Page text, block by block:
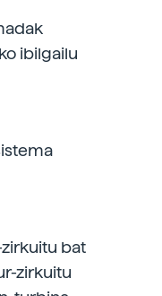
ibilgailu
bat
zirkuitu